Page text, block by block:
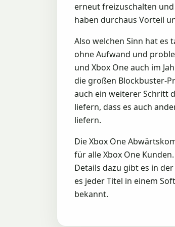
erneut freizuschalten
haben durchaus Vorteil
Also welchen Sinn hat es
ohne Aufwand und
und Xbox One auch im
die großen Blockbuster-
auch ein weiterer Schritt
liefern, dass es auch
liefern.
Die Xbox One
für alle Xbox One
Details dazu gibt es in
es jeder Titel in einem
bekannt.